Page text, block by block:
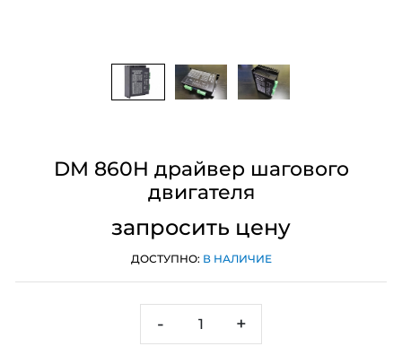
DM 860H драйвер шагового
двигателя
запросить цену
ДОСТУПНО: В НАЛИЧИЕ
- +